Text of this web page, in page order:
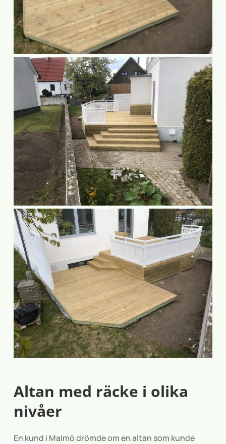
Altan med räcke i olika
nivåer
En kund i Malmö drömde om en altan som kunde